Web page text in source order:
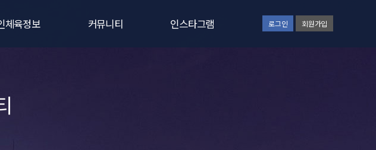
체육정보
요사업
커뮤니티 인스타그램 로그인 회원가입